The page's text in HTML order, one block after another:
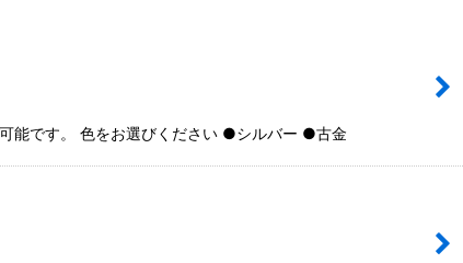
能です。 色をお選びください ●シルバー ●古金